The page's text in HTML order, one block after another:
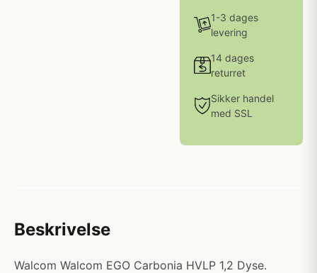
1-3 dages
levering
14 dages
returret
Sikker handel
med SSL
Beskrivelse
Walcom Walcom EGO Carbonia HVLP 1,2 Dyse.